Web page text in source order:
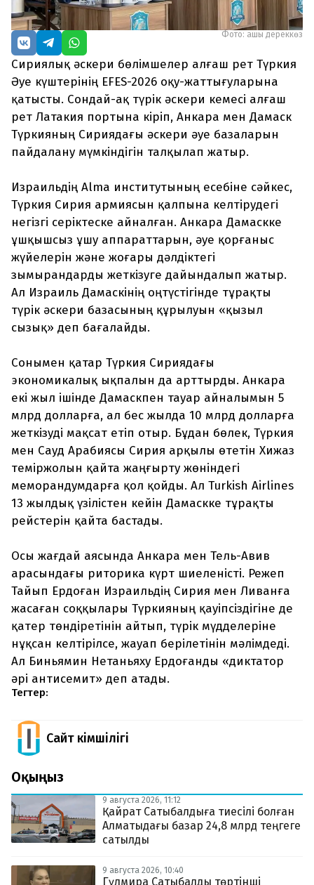
Фото: ашық дереккөз
Сириялық әскери бөлімшелер алғаш рет Түркия
Әуе күштерінің EFES-2026 оқу-жаттығуларына
қатысты. Сондай-ақ түрік әскери кемесі алғаш
рет Латакия портына кіріп, Анкара мен Дамаск
Түркияның Сириядағы әскери әуе базаларын
пайдалану мүмкіндігін талқылап жатыр.
Израильдің Alma институтының есебіне сәйкес,
Түркия Сирия армиясын қалпына келтірудегі
негізгі серіктеске айналған. Анкара Дамаскке
ұшқышсыз ұшу аппараттарын, әуе қорғаныс
жүйелерін және жоғары дәлдіктегі
зымырандарды жеткізуге дайындалып жатыр.
Ал Израиль Дамаскінің оңтүстігінде тұрақты
түрік әскери базасының құрылуын «қызыл
сызық» деп бағалайды.
Сонымен қатар Түркия Сириядағы
экономикалық ықпалын да арттырды. Анкара
екі жыл ішінде Дамаскпен тауар айналымын 5
млрд долларға, ал бес жылда 10 млрд долларға
жеткізуді мақсат етіп отыр. Бұдан бөлек, Түркия
мен Сауд Арабиясы Сирия арқылы өтетін Хижаз
теміржолын қайта жаңғырту жөніндегі
меморандумдарға қол қойды. Ал Turkish Airlines
13 жылдық үзілістен кейін Дамаскке тұрақты
рейстерін қайта бастады.
Осы жағдай аясында Анкара мен Тель-Авив
арасындағы риторика күрт шиеленісті. Режеп
Тайып Ердоған Израильдің Сирия мен Ливанға
жасаған соққылары Түркияның қауіпсіздігіне де
қатер төндіретінін айтып, түрік мүдделеріне
нұқсан келтірілсе, жауап берілетінін мәлімдеді.
Ал Биньямин Нетаньяху Ердоғанды «диктатор
әрі антисемит» деп атады.
Тегтер:
Сайт Әкімшілігі
Оқыңыз
9 августа 2026, 11:12
Қайрат Сатыбалдыға тиесілі болған
Алматыдағы базар 24,8 млрд теңгеге
сатылды
9 августа 2026, 10:40
Гүлмира Сатыбалды төртінші